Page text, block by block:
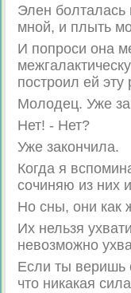
Элен болталась
мной, и плыть
И попроси она
построил ей эту
Молодец. Уже
Нет! - Нет?
Уже закончила.
Когда я
сочиняю из них
Но сны, они как
Их нельзя
невозможно
Если ты веришь
что никакая